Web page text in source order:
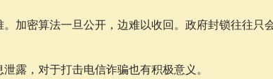
加密算法一旦公开，边难以收回。政府封锁往往只
露，对于打击电信诈骗也有积极意义。